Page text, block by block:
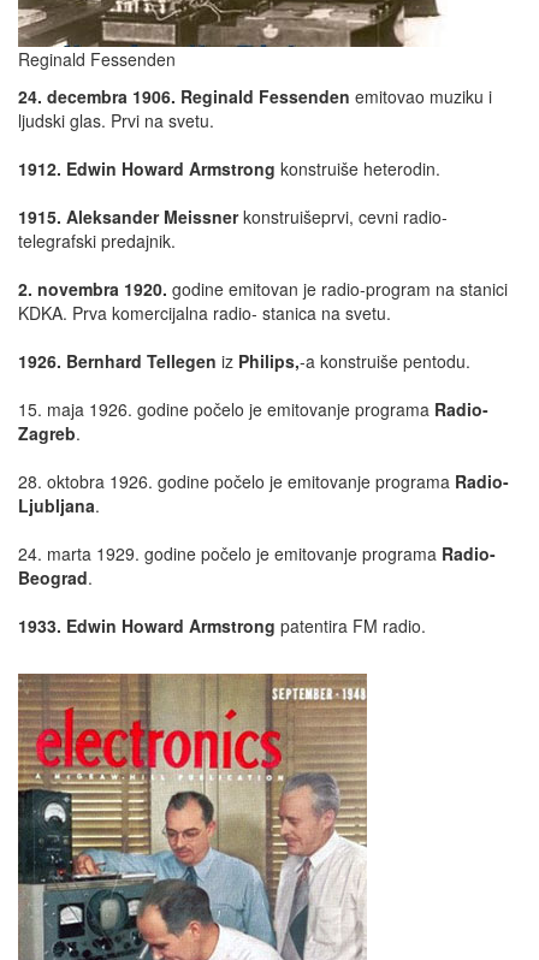
Reginald Fessenden
24. decembra 1906. Reginald Fessenden emitovao muziku i
ljudski glas. Prvi na svetu.
1912. Edwin Howard Armstrong konstruiše heterodin.
1915. Aleksander Meissnerkonstruišeprvi, cevni radio-
telegrafski predajnik.
2. novembra 1920. godine emitovan je radio-program na stanici
KDKA. Prva komercijalna radio- stanica na svetu.
1926. Bernhard Tellegen iz Philips,-a konstruiše pentodu.
15. maja 1926. godine počelo je emitovanje programa Radio-
Zagreb.
28. oktobra 1926. godine počelo je emitovanje programa Radio-
Ljubljana.
24. marta 1929. godine počelo je emitovanje programa Radio-
Beograd.
1933. Edwin Howard Armstrong patentira FM radio.